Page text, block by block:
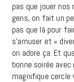
pas que jouer nos
gens, on fait un
pas que là pour
s’amuser et «
on adore ça. Et
bonne soirée
magnifique cercle